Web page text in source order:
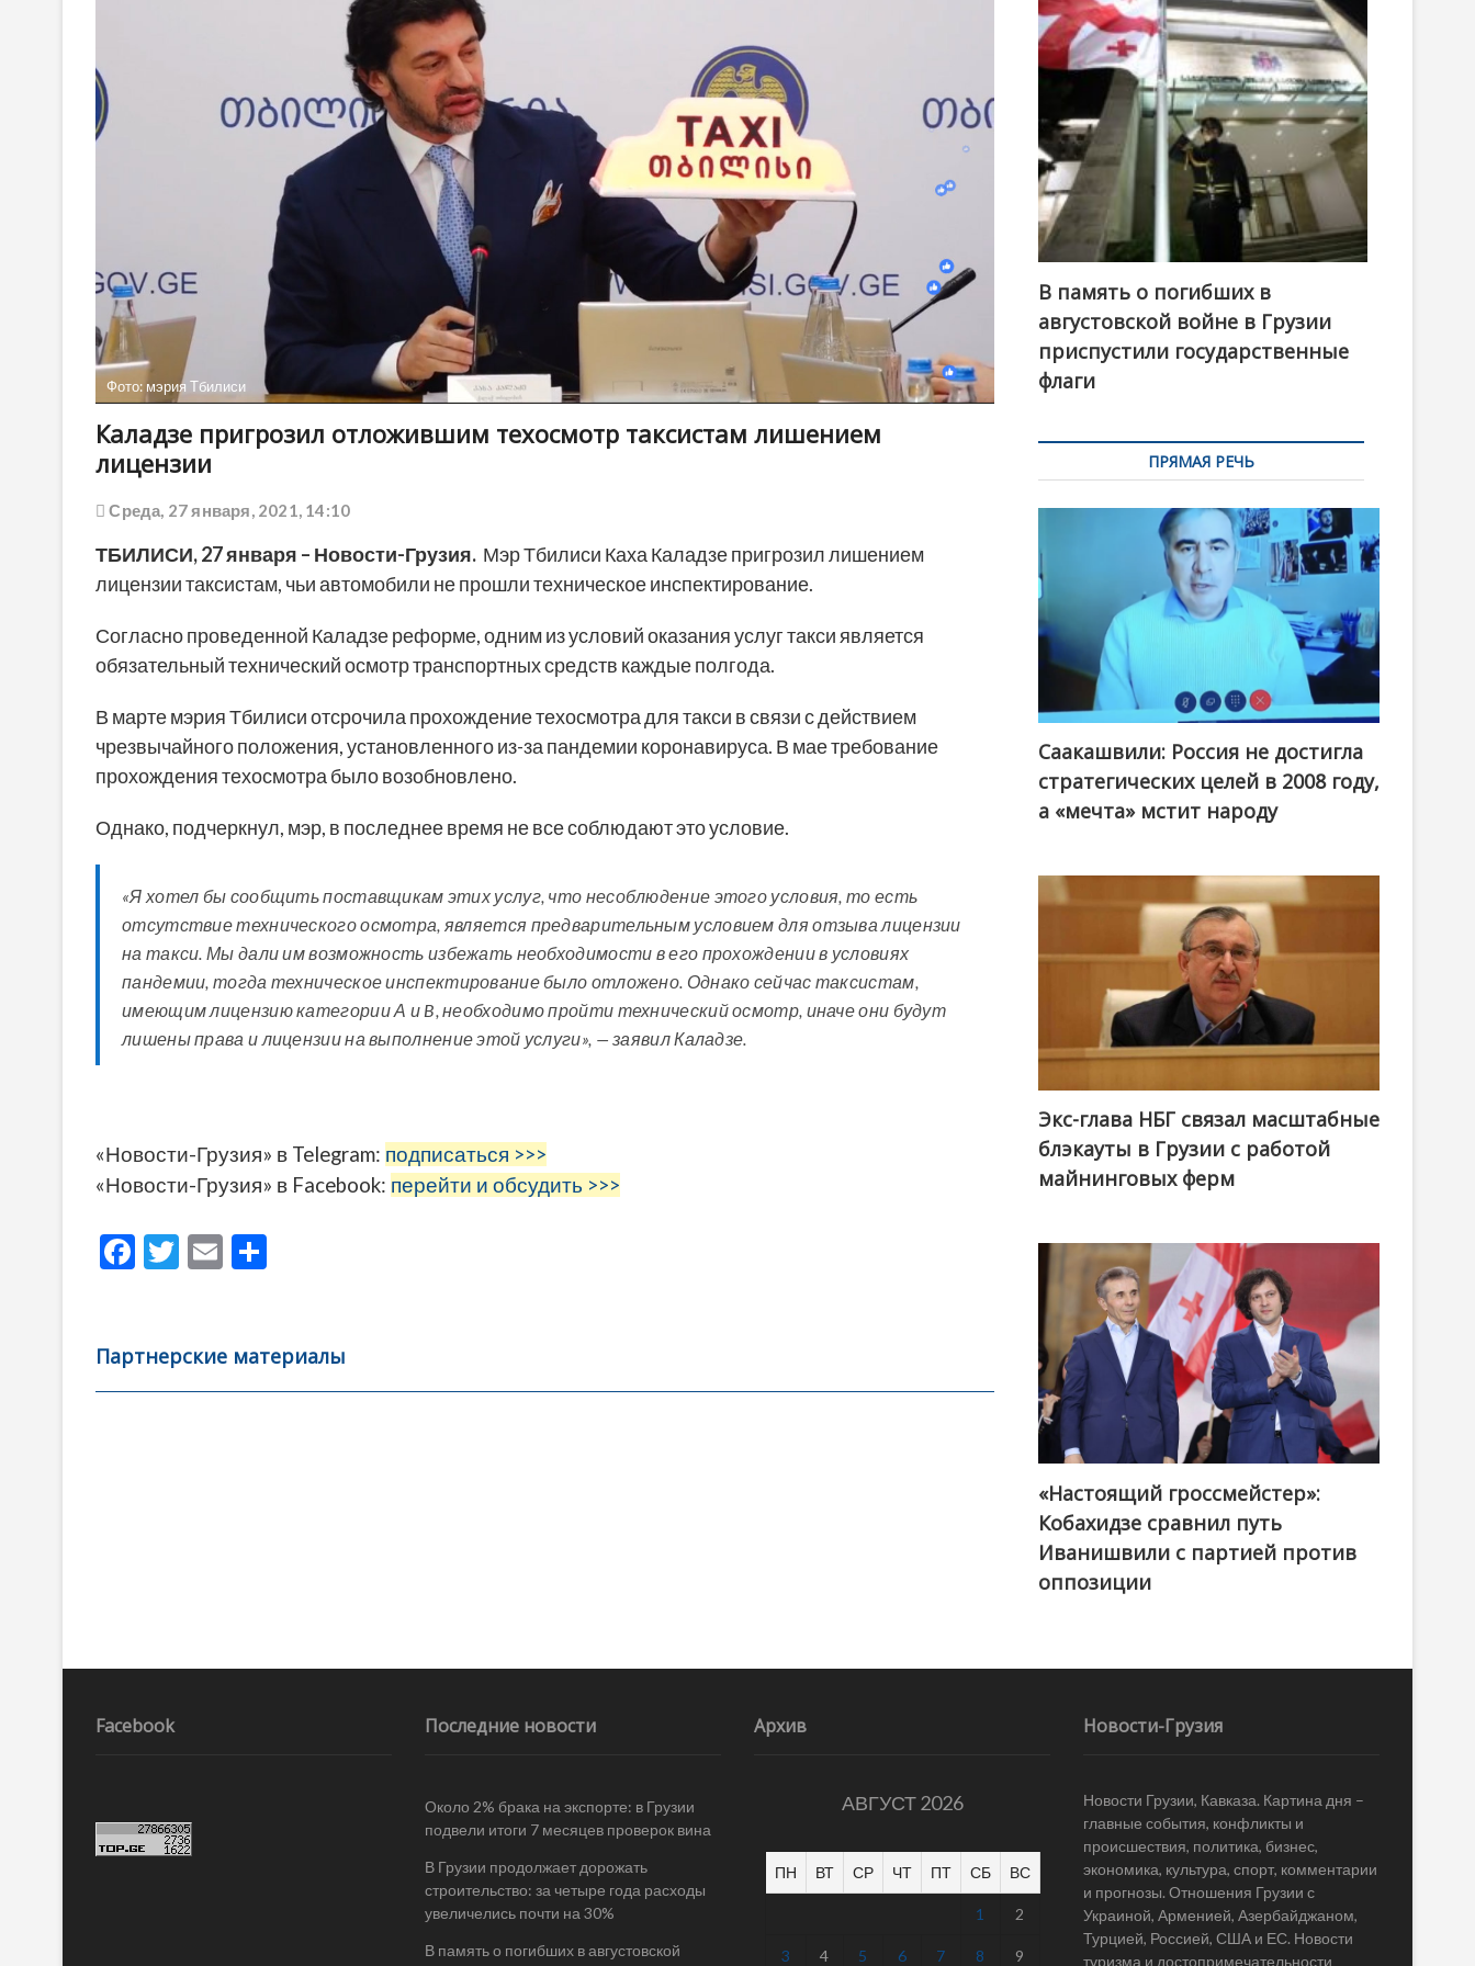
o
n
Фото: мэрия Тбилиси
Каладзе пригрозил отложившим техосмотр таксистам лишением
лицензии
Среда, 27 января, 2021, 14:10
ТБИЛИСИ,27 января – Новости-Грузия. Мэр Тбилиси Каха Каладзе пригрозил лишением
лицензии таксистам, чьи автомобили не прошли техническое инспектирование.
Согласно проведенной Каладзе реформе, одним из условий оказания услуг такси является
обязательный технический осмотр транспортных средств каждые полгода.
В марте мэрия Тбилиси отсрочила прохождение техосмотра для такси в связи с действием
чрезвычайного положения, установленного из-за пандемии коронавируса. В мае требование
прохождения техосмотра было возобновлено.
Однако, подчеркнул, мэр, в последнее время не все соблюдают это условие.
«Я хотел бы сообщить поставщикам этих услуг, что несоблюдение этого условия, то есть
отсутствие технического осмотра, является предварительным условием для отзыва лицензии
на такси. Мы дали им возможность избежать необходимости в его прохождении в условиях
пандемии, тогда техническое инспектирование было отложено. Однако сейчас таксистам,
имеющим лицензию категории А и B, необходимо пройти технический осмотр, иначе они будут
лишены права и лицензии на выполнение этой услуги», — заявил Каладзе.
«Новости-Грузия» в Telegram: подписаться >>>
«Новости-Грузия» в Facebook: перейти и обсудить >>>
F
b
o
T
er
E
l
а
в
Партнерские материалы
В память о погибших в
августовской войне в Грузии
приспустили государственные
флаги
ПРЯМАЯ РЕЧЬ
Саакашвили: Россия не достигла
стратегических целей в 2008 году,
а «мечта» мстит народу
Экс-глава НБГ связал масштабные
блэкауты в Грузии с работой
майнинговых ферм
@ქართული ოცნება / Georgian Dream
«Настоящий гроссмейстер»:
Кобахидзе сравнил путь
Иванишвили с партией против
оппозиции
Facebook Последние новости
Около 2% брака на экспорте: в Грузии
подвели итоги 7 месяцев проверок вина
В Грузии продолжает дорожать
строительство: за четыре года расходы
увеличелись почти на 30%
В память о погибших в августовской
Архив
АВГУСТ 2026
ПН ВТ СР ЧТ ПТ СБ ВС
1 2
3 4 5 6 7 8 9
Новости-Грузия
Новости Грузии, Кавказа. Картина дня –
главные события, конфликты и
происшествия, политика, бизнес,
экономика, культура, спорт, комментарии
и прогнозы. Отношения Грузии с
Украиной, Арменией, Азербайджаном,
Турцией, Россией, США и ЕС. Новости
туризма и достопримечательности